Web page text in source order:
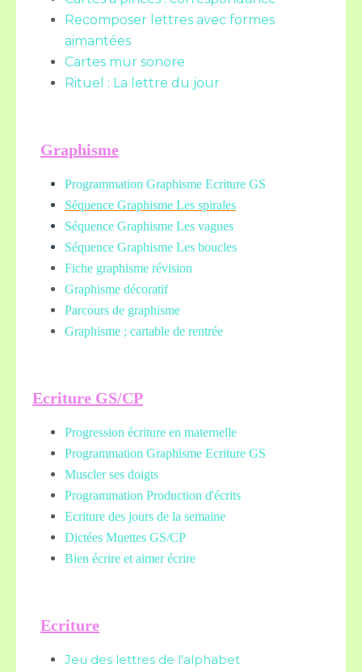
Recomposer lettres avec formes
aimantées
Cartes mur sonore
Rituel : La lettre du jour
Graphisme
Programmation Graphisme Ecriture GS
Séquence Graphisme Les spirales
Séquence Graphisme Les vagues
Séquence Graphisme Les boucles
Fiche graphisme révision
Graphisme décoratif
Parcours de graphisme
Graphisme ; cartable de rentrée
Ecriture GS/CP
Progression écriture en maternelle
Programmation Graphisme Ecriture GS
Muscler ses doigts
Programmation Production d'écrits
Ecriture des jours de la semaine
Dictées Muettes GS/CP
Bien écrire et aimer écrire
Ecriture
Jeu des lettres de l'alphabet